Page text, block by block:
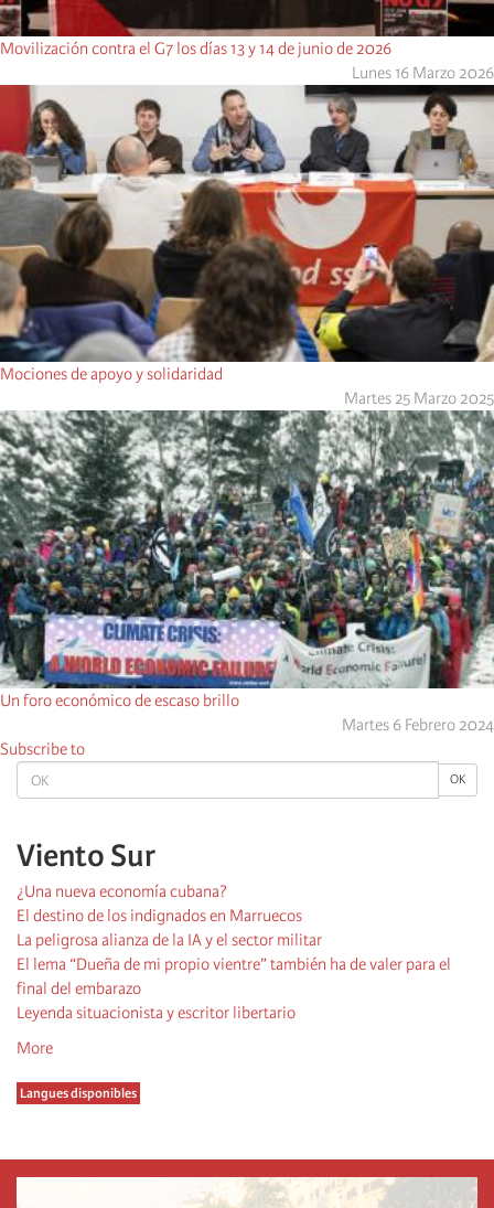
OK OK
Viento Sur
¿Una nueva economía cubana?
El destino de los indignados en Marruecos
La peligrosa alianza de la IA y el sector militar
El lema “Dueña de mi propio vientre” también ha de valer para el
final del embarazo
Leyenda situacionista y escritor libertario
More
Langues disponibles
Movilización contra el G7 los días 13 y 14 de junio de 2026
Lunes 16 Marzo 2026
Mociones de apoyo y solidaridad
Martes 25 Marzo 2025
Un foro económico de escaso brillo
Martes 6 Febrero 2024
Subscribe to